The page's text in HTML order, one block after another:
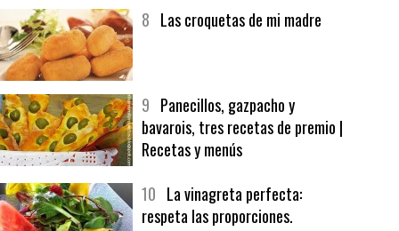
bavarois, tres recetas de premio |
Recetas y menús